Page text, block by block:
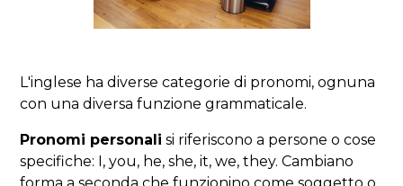
L'inglese ha diverse categorie di pronomi, ognuna
con una diversa funzione grammaticale.
Pronomi personali si riferiscono a persone o cose
specifiche: I, you, he, she, it, we, they. Cambiano